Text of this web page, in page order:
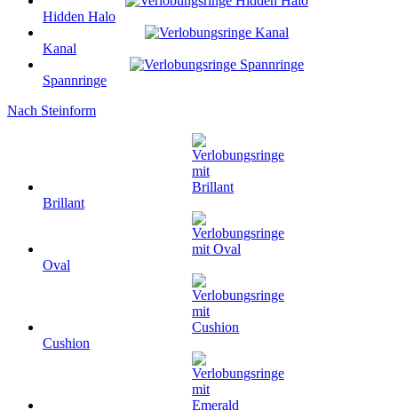
Hidden Halo
Kanal
Spannringe
Nach Steinform
Brillant
Oval
Cushion